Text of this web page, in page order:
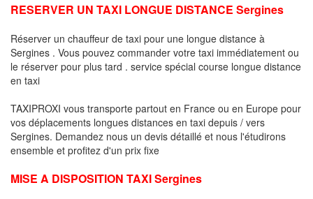
RESERVER UN TAXI LONGUE DISTANCE Sergines
Réserver un chauffeur de taxi pour une longue distance à
Sergines . Vous pouvez commander votre taxi immédiatement ou
le réserver pour plus tard . service spécial course longue distance
en taxi
TAXIPROXI vous transporte partout en France ou en Europe pour
vos déplacements longues distances en taxi depuis / vers
Sergines. Demandez nous un devis détaillé et nous l'étudirons
ensemble et profitez d'un prix fixe
MISE A DISPOSITION TAXI Sergines